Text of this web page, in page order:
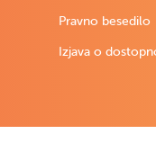
Pravno besedilo
Izjava o